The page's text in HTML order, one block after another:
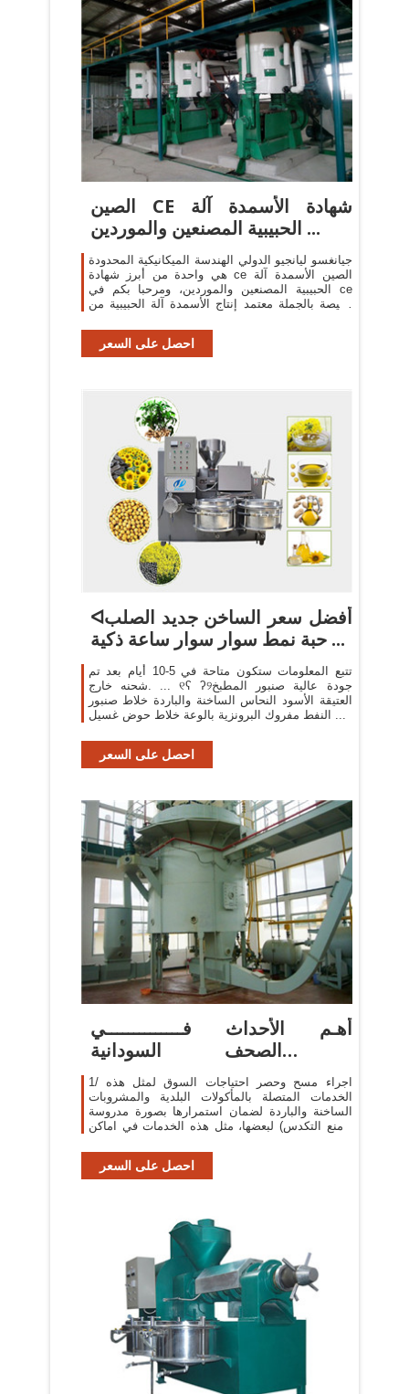
الصين CE شهادة الأسمدة آلة
الحبيبية المصنعين والموردين ...
جيانغسو ليانجيو الدولي الهندسة الميكانيكية المحدودة
هي واحدة من أبرز شهادة ce الصين الأسمدة آلة
الحبيبية المصنعين والموردين، ومرحبا بكم في ce
رخيصة بالجملة معتمد إنتاج الأسمدة آلة الحبيبية من
احصل على السعر
ᐊأفضل سعر الساخن جديد الصلب
حبة نمط سوار سوار ساعة ذكية ...
تتبع المعلومات ستكون متاحة في 5-10 أيام بعد تم
شحنه خارج. ... ୧ʕ ʔ୨جودة عالية صنبور المطبخ
العتيقة الأسود النحاس الساخنة والباردة خلاط صنبور
النفط مفروك البرونزية بالوعة خلاط حوض غسيل ...
احصل على السعر
أهـم الأحداث فــــــــــــــي
الصحف السودانية -
SudaneseOnline
1/ اجراء مسح وحصر احتياجات السوق لمثل هذه
الخدمات المتصلة بالمأكولات البلدية والمشروبات
الساخنة والباردة لضمان استمرارها بصورة مدروسة
(ومنع التكدس) لبعضها، مثل هذه الخدمات في اماكن
احصل على السعر